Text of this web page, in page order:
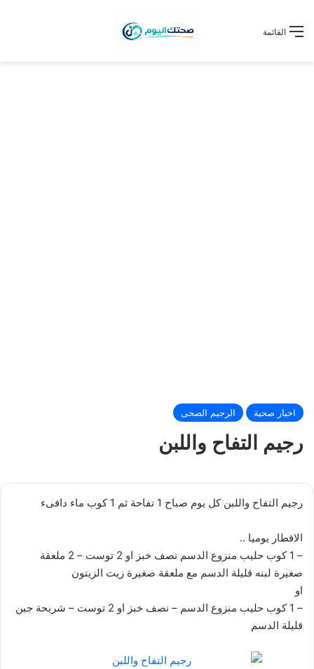
القائمة
اخبار صحية الرجيم الصحى
رجيم التفاح واللبن
رجيم التفاح واللبن كل يوم صباح 1 تفاحة ثم 1 كوب ماء دافىء
الافطار يوميا ..
– 1 كوب حليب منزوع الدسم نصف خبز او 2 توست – 2 ملعقة
صغيرة لبنه قليلة الدسم مع ملعقة صغيرة زيت الزيتون
او
– 1 كوب حليب منزوع الدسم – نصف خبز او 2 توست – شريحة جبن
قليلة الدسم